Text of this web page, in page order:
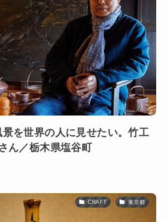
を世界の人に見せたい。竹工
ん／栃木県塩谷町
CRAFT 東京都